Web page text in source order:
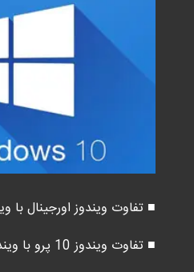
■ تفاوت ویندوز اورجینال با
■ تفاوت ویندوز 10 پرو با ویندوز 10 Home